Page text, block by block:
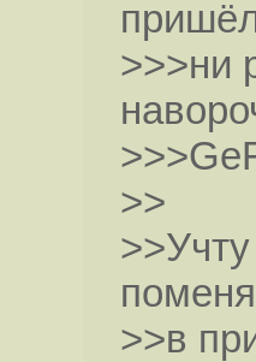
>>>ни
>>
>>в